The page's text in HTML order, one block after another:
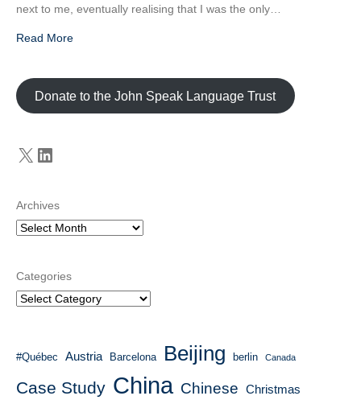
next to me, eventually realising that I was the only…
Read More
Donate to the John Speak Language Trust
X LinkedIn
Archives
Categories
#Québec Austria Barcelona Beijing berlin Canada
Case Study China Chinese Christmas